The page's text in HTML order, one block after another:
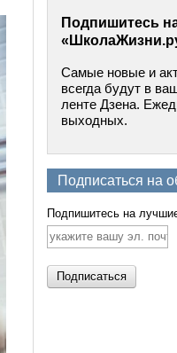
Подпишитесь
Самые новые и
всегда будут в
ленте Дзена.
выходных.
Подписаться на
Подпишитесь на